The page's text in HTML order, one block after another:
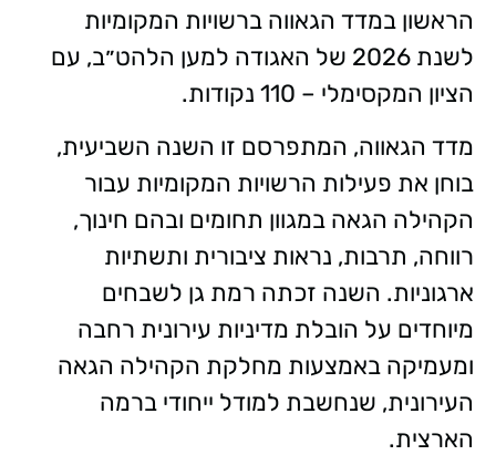
הראשון במדד הגאווה ברשויות המקומיות
לשנת 2026 של האגודה למען הלהט״ב, עם
הציון המקסימלי – 110 נקודות.
מדד הגאווה, המתפרסם זו השנה השביעית,
בוחן את פעילות הרשויות המקומיות עבור
הקהילה הגאה במגוון תחומים ובהם חינוך,
רווחה, תרבות, נראות ציבורית ותשתיות
ארגוניות. השנה זכתה רמת גן לשבחים
מיוחדים על הובלת מדיניות עירונית רחבה
ומעמיקה באמצעות מחלקת הקהילה הגאה
העירונית, שנחשבת למודל ייחודי ברמה
הארצית.